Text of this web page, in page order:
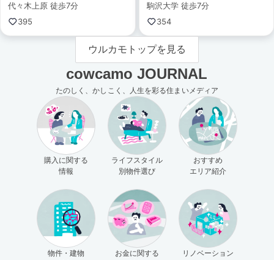
代々木上原 徒歩7分
395
駒沢大学 徒歩7分
354
ウルカモトップを見る
cowcamo JOURNAL
たのしく、かしこく、人生を彩る住まいメディア
購入に関する
情報
ライフスタイル
別物件選び
おすすめ
エリア紹介
物件・建物
お金に関する
リノベーション